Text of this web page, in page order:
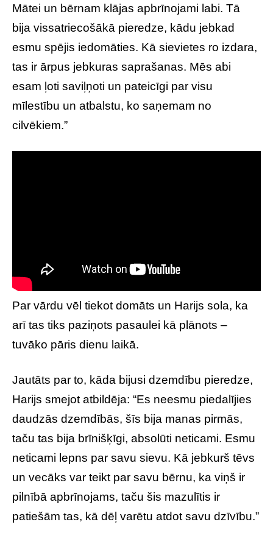
Mātei un bērnam klājas apbrīnojami labi. Tā
bija vissatriecošākā pieredze, kādu jebkad
esmu spējis iedomāties. Kā sievietes ro izdara,
tas ir ārpus jebkuras saprašanas. Mēs abi
esam ļoti saviļņoti un pateicīgi par visu
mīlestību un atbalstu, ko saņemam no
cilvēkiem.”
Par vārdu vēl tiekot domāts un Harijs sola, ka
arī tas tiks paziņots pasaulei kā plānots –
tuvāko pāris dienu laikā.
Jautāts par to, kāda bijusi dzemdību pieredze,
Harijs smejot atbildēja: “Es neesmu piedalījies
daudzās dzemdībās, šīs bija manas pirmās,
taču tas bija brīnišķīgi, absolūti neticami. Esmu
neticami lepns par savu sievu. Kā jebkurš tēvs
un vecāks var teikt par savu bērnu, ka viņš ir
pilnībā apbrīnojams, taču šis mazulītis ir
patiešām tas, kā dēļ varētu atdot savu dzīvību.”